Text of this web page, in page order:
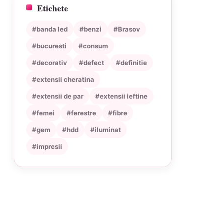
Etichete
#banda led #benzi #Brasov
#bucuresti #consum
#decorativ #defect #definitie
#extensii cheratina
#extensii de par #extensii ieftine
#femei #ferestre #fibre
#gem #hdd #iluminat
#impresii